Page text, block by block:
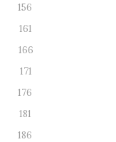
156
161
166
171
176
181
186